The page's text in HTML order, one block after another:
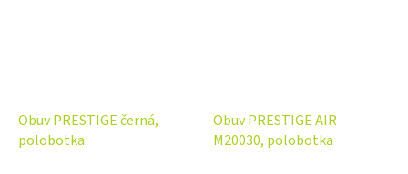
Obuv PRESTIGE černá,
polobotka
Obuv PRESTIGE AIR
M20030, polobotka